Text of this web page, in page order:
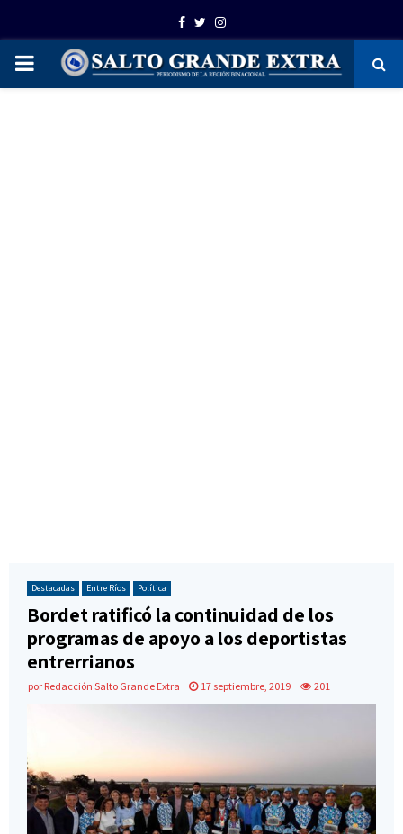
Facebook
TwitterInstagram
PRIMARY
Destacadas Entre Ríos Política
Bordet ratificó la continuidad de los
programas de apoyo a los deportistas
entrerrianos
por Redacción Salto Grande Extra 17 septiembre, 2019 201